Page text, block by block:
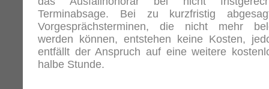
Terminabsage. Bei zu kurzfristig
Vorgesprächsterminen, die nicht mehr
werden können, entstehen keine Kosten,
entfällt der Anspruch auf eine weitere
halbe Stunde.